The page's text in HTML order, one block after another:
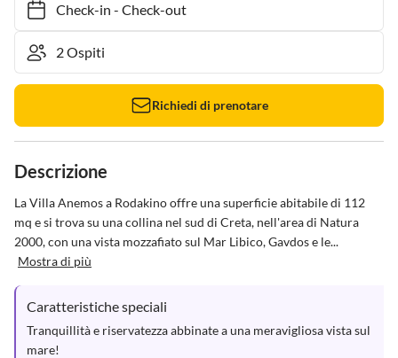
Check-in- Check-out
Richiedi di prenotare
Descrizione
La Villa Anemos a Rodakino offre una superficie abitabile di 112
mq e si trova su una collina nel sud di Creta, nell'area di Natura
2000, con una vista mozzafiato sul Mar Libico, Gavdos e le...
Mostra di più
Caratteristiche speciali
Tranquillità e riservatezza abbinate a una meravigliosa vista sul
mare!